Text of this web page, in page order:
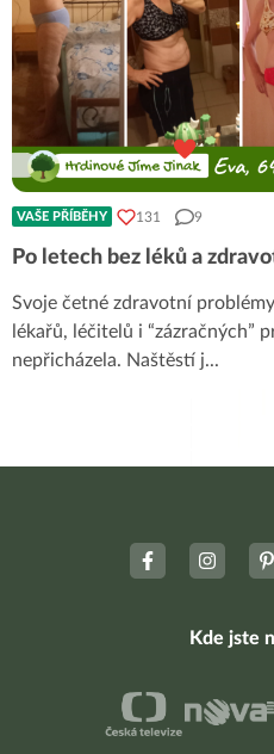
VAŠE PŘÍBĚHY 131 9
Po letech bez léků a
Svoje četné zdravotní
lékařů, léčitelů i “zázračných”
nepřicházela. Naštěstí j...
Kde jste